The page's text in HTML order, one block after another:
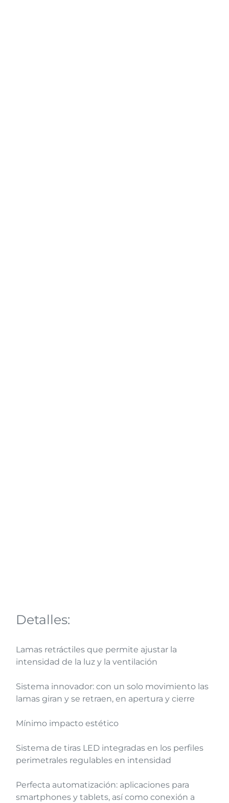
Detalles:
Lamas retráctiles que permite ajustar la
intensidad de la luz y la ventilación
Sistema innovador: con un solo movimiento las
lamas giran y se retraen, en apertura y cierre
Mínimo impacto estético
Sistema de tiras LED integradas en los perfiles
perimetrales regulables en intensidad
Perfecta automatización: aplicaciones para
smartphones y tablets, así como conexión a